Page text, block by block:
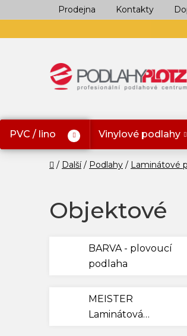
na
Prodejna Kontakty
PVC / lino Vinylové podlahy
Domů
Další Podlahy Laminátové
Objektové
BARVA - plovoucí
podlaha
MEISTER
Laminátová